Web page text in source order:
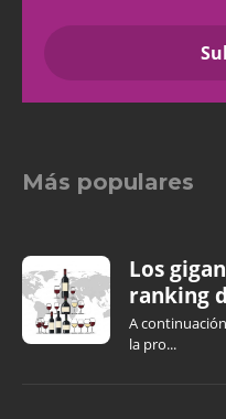
Más populares
Los
ranking
A
la pro...